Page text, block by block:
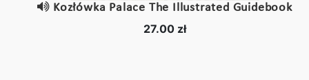
Kozłówka Palace The Illustrated Guidebook
27.00 zł